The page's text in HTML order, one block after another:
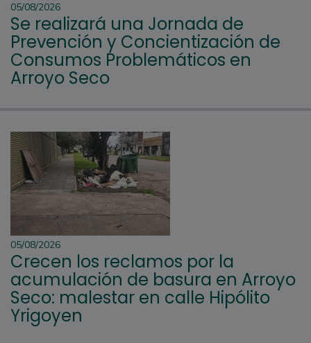
05/08/2026
Se realizará una Jornada de
Prevención y Concientización de
Consumos Problemáticos en
Arroyo Seco
05/08/2026
Crecen los reclamos por la
acumulación de basura en Arroyo
Seco: malestar en calle Hipólito
Yrigoyen